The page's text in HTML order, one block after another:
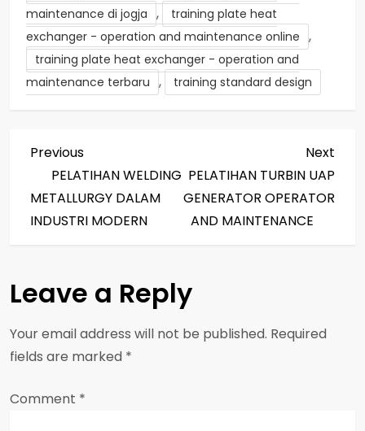
maintenance di jogja ,
training plate heat
exchanger - operation and maintenance online ,
training plate heat exchanger - operation and
maintenance terbaru , training standard design
P
o
s
n
a
v
i
Previous
Post
Previous
PELATIHAN WELDING
METALLURGY DALAM
INDUSTRI MODERN
Next
PELATIHAN TURBIN UAP
GENERATOR OPERATOR
AND MAINTENANCE
Leave a Reply
Your email address will not be published. Required
fields are marked *
Comment *